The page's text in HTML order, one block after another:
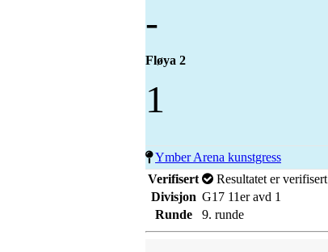
-
Fløya 2
1
Ymber Arena kunstgress
Verifisert
Resultatet er verifisert
Divisjon G17 11er avd 1
Runde
9. runde